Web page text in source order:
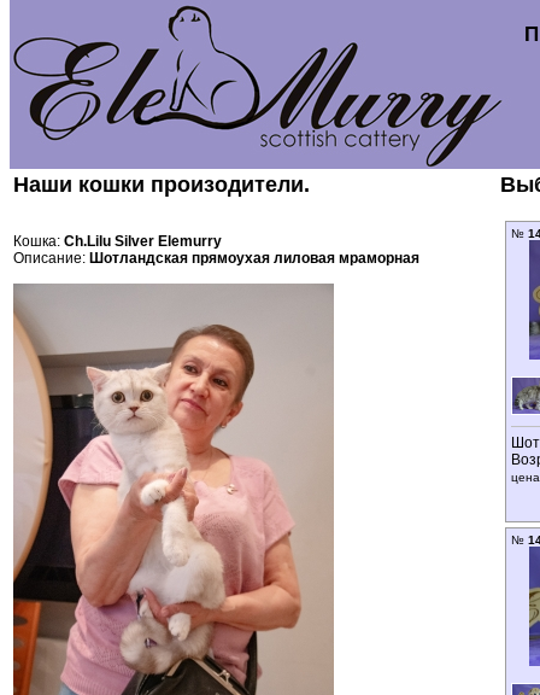
Наши кошки произодители.
Кошка: Ch.Lilu Silver Elemurry
Описание: Шотландская прямоухая лиловая мраморная
№
№